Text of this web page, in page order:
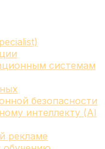
системам
безопасности
интеллекту (AI
рекламе